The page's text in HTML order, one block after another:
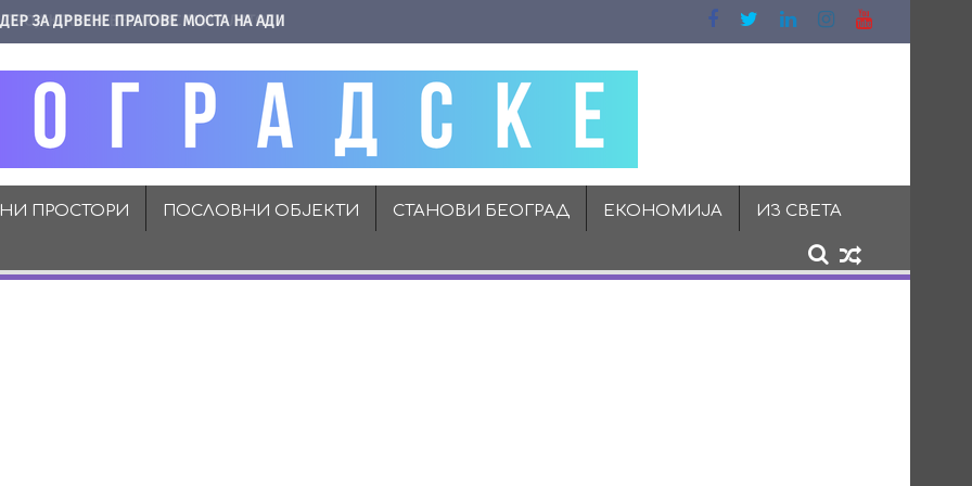
ЗА ДРВЕНЕ ПРАГОВЕ МОСТА НА АДИ
ПРОСТОРИ ПОСЛОВНИ ОБЈЕКТИ СТАНОВИ БЕОГРАД ЕКОНОМИЈА ИЗ СВЕТА